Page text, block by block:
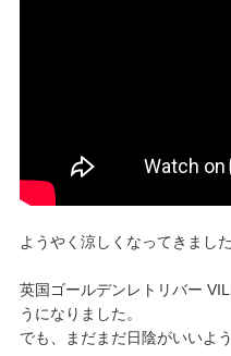
ようやく涼しくなってきました
英国ゴールデンレトリバー
うになりました。
でも、まだまだ日陰がいいよう